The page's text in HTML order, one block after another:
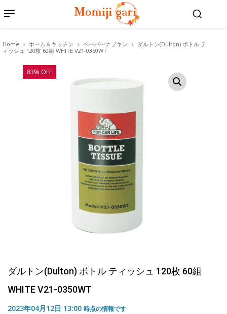
Home ホーム＆キッチン ペーパーナプキン
ダルトン(Dulton) ボトル テ
ィッシュ 120枚 60組 WHITE V21-0350WT
83% OFF
ダルトン(Dulton) ボトル ティッシュ 120枚 60組
WHITE V21-0350WT
2023年04月12日 13:00 時点の情報です